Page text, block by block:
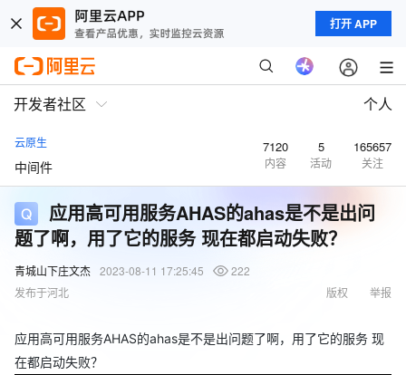
打开 APP
开发者社区 个人
云原生
中间件
7120
内容
5
活动
165657
关注
应用高可用服务AHAS的ahas是不是出问
题了啊，用了它的服务 现在都启动失败？
青城山下庄文杰 2023-08-11 17:25:45
222
发布于河北
举报
版权
应用高可用服务AHAS的ahas是不是出问题了啊，用了它的服务 现
在都启动失败？